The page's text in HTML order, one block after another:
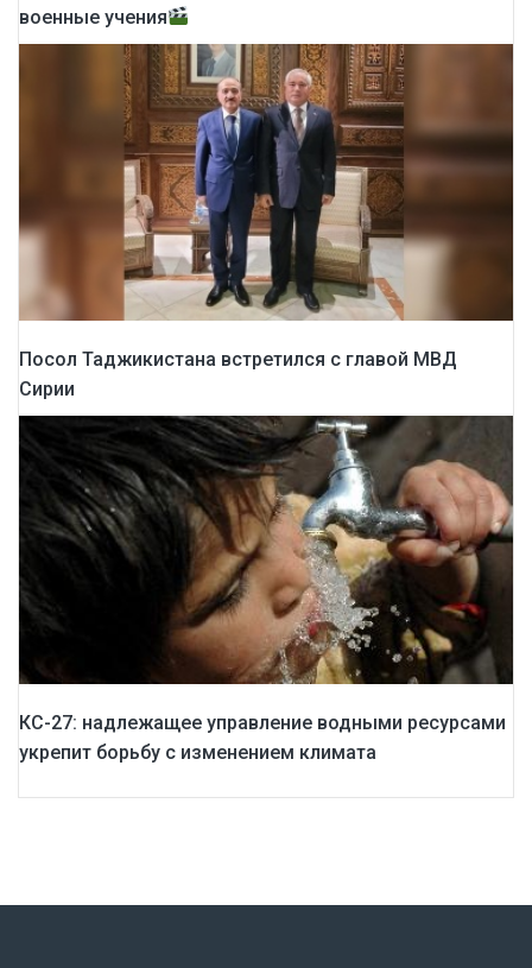
военные учения
Посол Таджикистана встретился с главой МВД
Сирии
КС-27: надлежащее управление водными ресурсами
укрепит борьбу с изменением климата